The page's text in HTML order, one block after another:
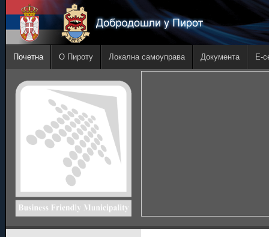
Почетна О Пироту Локална самоуправа Документа E-